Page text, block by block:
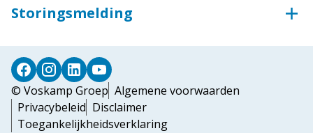
Toegangstechniek
Deursystemen
Teamviewer
Storingsmelding
© Voskamp Groep Algemene voorwaarden
Privacybeleid Disclaimer
Toegankelijkheidsverklaring